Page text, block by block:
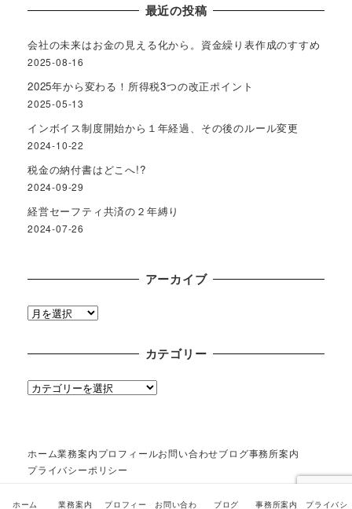
最近の投稿
会社の未来はお金の見える化から。資金繰り表作成のすすめ
2025-08-16
2025年から変わる！所得税3つの改正ポイント
2025-05-13
インボイス制度開始から１年経過、その後のルール変更
2024-10-22
税金の納付書はどこへ!?
2024-09-29
経営セーフティ共済の２年縛り
2024-07-26
アーカイブ
ア
ブ
カテゴリー
カ
ー
ホーム業務案内プロフィールお問い合わせブログ事務所案内
プライバシーポリシー
ホーム 業務案内
プロフィー
お問い合わ
ブログ 事務所案内
プライバシ